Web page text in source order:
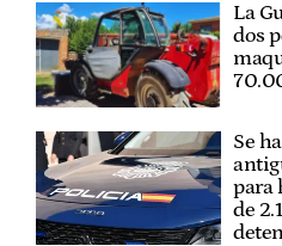
La
dos
Se
para
de